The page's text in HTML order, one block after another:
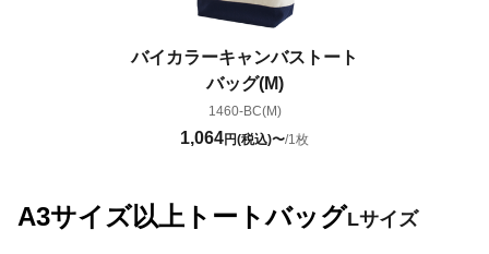
バイカラーキャンバストート
バッグ(M)
1460-BC(M)
1,064円(税込)〜/1枚
A3サイズ以上トートバッグLサイズ